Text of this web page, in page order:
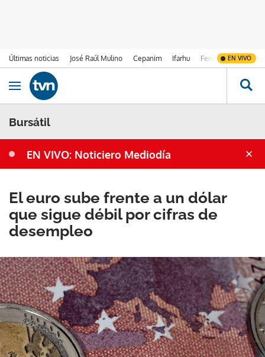
Últimas noticias José Raúl Mulino Cepanim Ifarhu Fenómeno de El
EN VIVO
Ir al contenido
Obrir navegació
Bursátil
EN VIVO: Noticiero Mediodía
El euro sube frente a un dólar
que sigue débil por cifras de
desempleo